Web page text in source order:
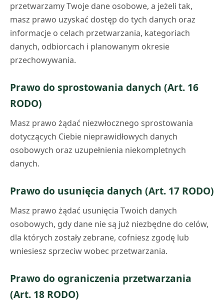
przetwarzamy Twoje dane osobowe, a jeżeli tak,
masz prawo uzyskać dostęp do tych danych oraz
informacje o celach przetwarzania, kategoriach
danych, odbiorcach i planowanym okresie
przechowywania.
Prawo do sprostowania danych (Art. 16
RODO)
Masz prawo żądać niezwłocznego sprostowania
dotyczących Ciebie nieprawidłowych danych
osobowych oraz uzupełnienia niekompletnych
danych.
Prawo do usunięcia danych (Art. 17 RODO)
Masz prawo żądać usunięcia Twoich danych
osobowych, gdy dane nie są już niezbędne do celów,
dla których zostały zebrane, cofniesz zgodę lub
wniesiesz sprzeciw wobec przetwarzania.
Prawo do ograniczenia przetwarzania
(Art. 18 RODO)